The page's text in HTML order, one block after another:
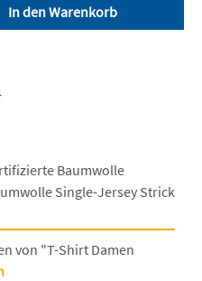
gewünschten Wert
In den Warenkorb
Baumwolle
Single-Jersey Strick
von "T-Shirt Damen